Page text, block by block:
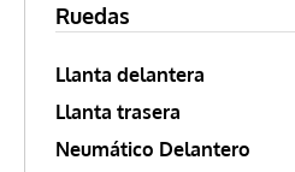
Ruedas
Llanta delantera
Llanta trasera
Neumático Delantero